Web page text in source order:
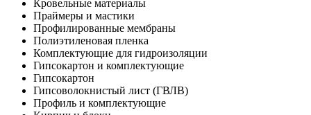
Кровельные материалы
Праймеры и мастики
Профилированные мембраны
Полиэтиленовая пленка
Комплектующие для гидроизоляции
Гипсокартон и комплектующие
Гипсокартон
Гипсоволокнистый лист (ГВЛВ)
Профиль и комплектующие